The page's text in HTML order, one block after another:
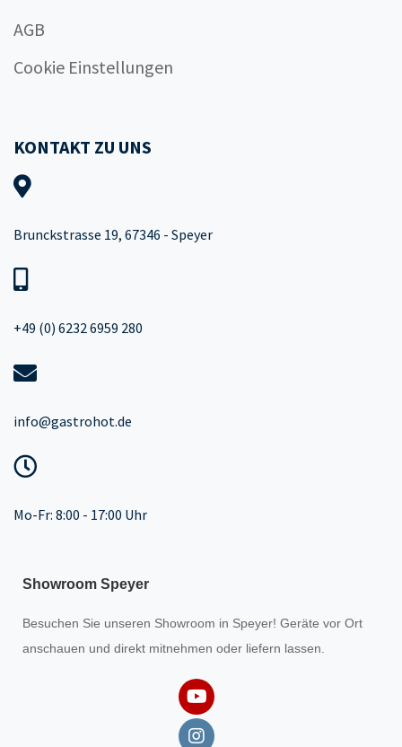
AGB
Cookie Einstellungen
KONTAKT ZU UNS
Brunckstrasse 19, 67346 - Speyer
+49 (0) 6232 6959 280
info@gastrohot.de
Mo-Fr: 8:00 - 17:00 Uhr
Showroom Speyer
Besuchen Sie unseren Showroom in Speyer! Geräte vor Ort
anschauen und direkt mitnehmen oder liefern lassen.